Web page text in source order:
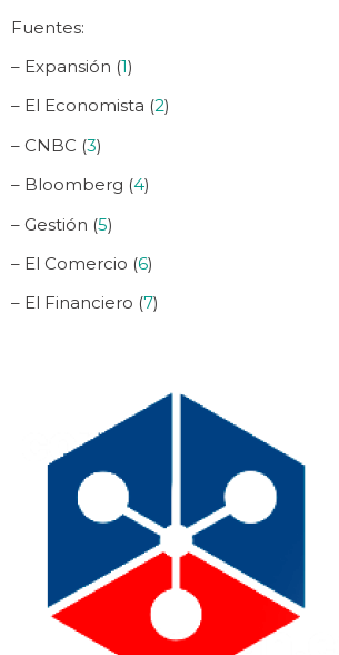
Fuentes:
– Expansión (1)
– El Economista (2)
– CNBC (3)
– Bloomberg (4)
– Gestión (5)
– El Comercio (6)
– El Financiero (7)